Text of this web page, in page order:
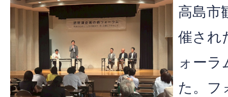
高島市
催され
ォーラ
た。フ